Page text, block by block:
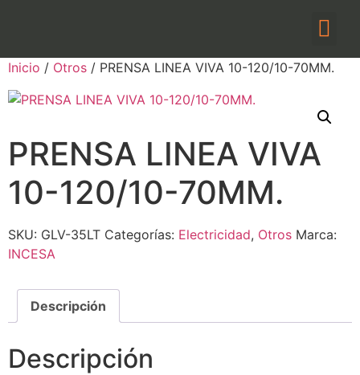
Inicio / Otros / PRENSA LINEA VIVA 10-120/10-70MM.
PRENSA LINEA VIVA
10-120/10-70MM.
SKU: GLV-35LT Categorías: Electricidad, Otros Marca:
INCESA
Descripción
Descripción